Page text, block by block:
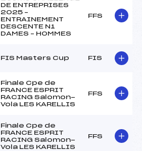
DE ENTREPRISES
2025 –
ENTRAINEMENT
DESCENTE N1
DAMES – HOMMES
FFS
FIS Masters Cup FIS
Finale Cpe de
FRANCE ESPRIT
RACING Salomon-
Vola LES KARELLIS
FFS
Finale Cpe de
FRANCE ESPRIT
RACING Salomon-
Vola LES KARELLIS
FFS